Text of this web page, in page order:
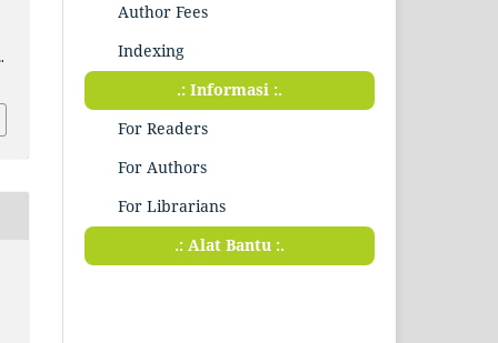
Author Fees
Indexing
.: Informasi :.
For Readers
For Authors
For Librarians
.: Alat Bantu :.